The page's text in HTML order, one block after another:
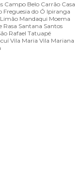
Campo Belo Carrão Casa
Freguesia do Ó Ipiranga
Limão Mandaqui Moema
Rasa Santana Santos
Rafael Tatuapé
Vila Maria Vila Mariana